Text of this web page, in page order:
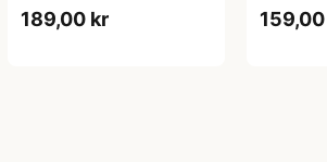
189,00 kr